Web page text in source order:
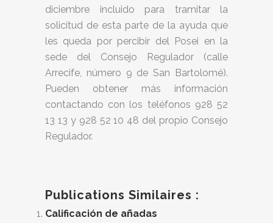
diciembre incluido para tramitar la
solicitud de esta parte de la ayuda que
les queda por percibir del Posei en la
sede del Consejo Regulador (calle
Arrecife, número 9 de San Bartolomé).
Pueden obtener más información
contactando con los teléfonos 928 52
13 13 y 928 52 10 48 del propio Consejo
Regulador.
Publications Similaires :
Calificación de añadas